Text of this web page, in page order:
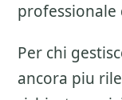
Per chi
ancora piu